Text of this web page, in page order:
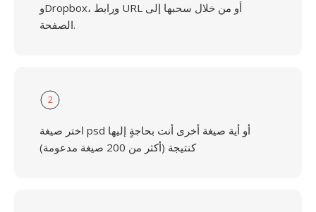
وDropbox، ورابط URL أو من خلال سحبها إلى
الصفحة.
2
اختر صيغة psd أو أية صيغة أخرى أنت بحاجةٍ إليها
كنتيجة (أكثر من 200 صيغة مدعومة)